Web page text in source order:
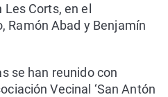
Corts, en el
Ramón Abad y Benjamín
se han reunido con
Vecinal ‘San Antón